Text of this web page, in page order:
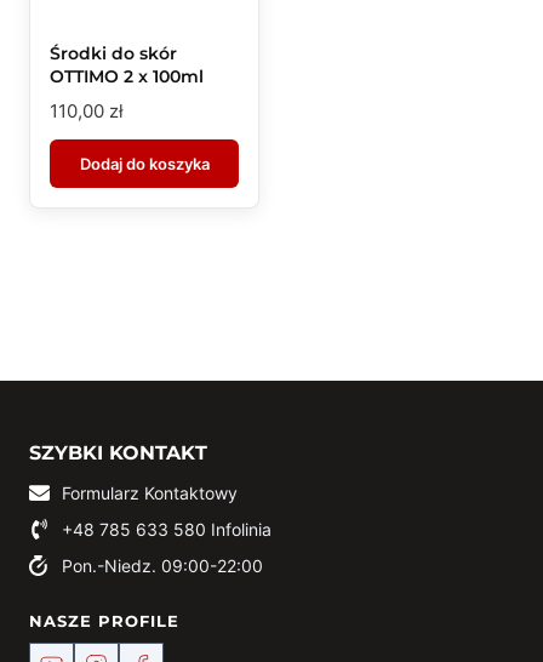
Środki do skór
OTTIMO 2 x 100ml
110,00 zł
Dodaj do koszyka
SZYBKI KONTAKT
Formularz Kontaktowy
+48 785 633 580 Infolinia
Pon.-Niedz. 09:00-22:00
NASZE PROFILE